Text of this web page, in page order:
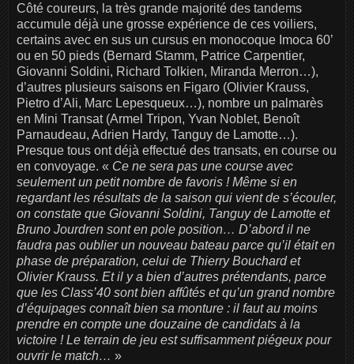
Côté coureurs, la très grande majorité des tandems
accumule déjà une grosse expérience de ces voiliers,
certains avec en sus un cursus en monocoque Imoca 60’
ou en 50 pieds (Bernard Stamm, Patrice Carpentier,
Giovanni Soldini, Richard Tolkien, Miranda Merron…),
d’autres plusieurs saisons en Figaro (Olivier Krauss,
Pietro d’Ali, Marc Lepesqueux…), nombre un palmarès
en Mini Transat (Armel Tripon, Yvan Noblet, Benoît
Parnaudeau, Adrien Hardy, Tanguy de Lamotte…).
Presque tous ont déjà effectué des transats, en course ou
en convoyage. « Ce ne sera pas une course avec
seulement un petit nombre de favoris ! Même si en
regardant les résultats de la saison qui vient de s’écouler,
on constate que Giovanni Soldini, Tanguy de Lamotte et
Bruno Jourdren sont en pole position… D’abord il ne
faudra pas oublier un nouveau bateau parce qu’il était en
phase de préparation, celui de Thierry Bouchard et
Olivier Krauss. Et il y a bien d’autres prétendants, parce
que les Class’40 sont bien affûtés et qu’un grand nombre
d’équipages connaît bien sa monture : il faut au moins
prendre en compte une douzaine de candidats à la
victoire ! Le terrain de jeu est suffisamment piégeux pour
ouvrir le match… »